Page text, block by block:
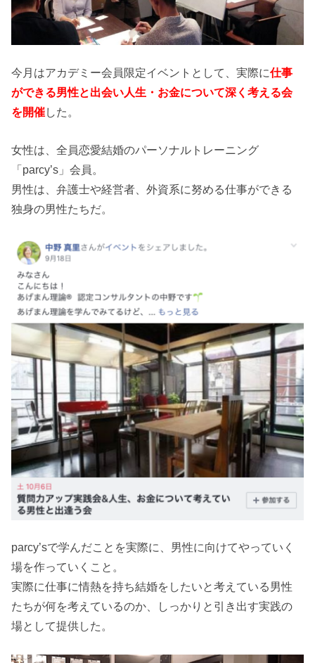
今月はアカデミー会員限定イベントとして、実際に仕事
ができる男性と出会い人生・お金について深く考える会
を開催した。
女性は、全員恋愛結婚のパーソナルトレーニング
「parcy’s」会員。
男性は、弁護士や経営者、外資系に努める仕事ができる
独身の男性たちだ。
parcy’sで学んだことを実際に、男性に向けてやっていく
場を作っていくこと。
実際に仕事に情熱を持ち結婚をしたいと考えている男性
たちが何を考えているのか、しっかりと引き出す実践の
場として提供した。